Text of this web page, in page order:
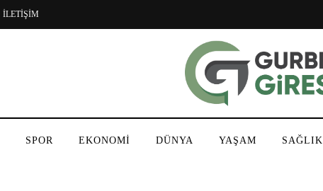
İLETİŞİM
SPOR EKONOMİ DÜNYA YAŞAM SAĞLIK